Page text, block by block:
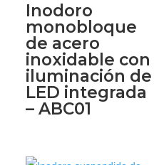
Inodoro
monobloque
de acero
inoxidable con
iluminación de
LED integrada
– ABC01